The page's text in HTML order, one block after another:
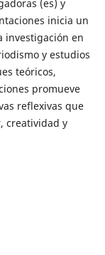
(es) y
inicia un
investigación en
y estudios
teóricos,
promueve
reflexivas que
creatividad y